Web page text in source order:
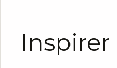
Inspirer